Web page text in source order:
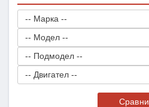
Сравни